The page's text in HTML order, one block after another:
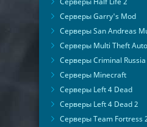
Серверы Garry's Mod
Серверы San Andreas
Серверы Multi Theft Auto
Серверы Criminal
Серверы Minecraft
Серверы Left 4 Dead
Серверы Left 4 Dead 2
Серверы Team Fortress